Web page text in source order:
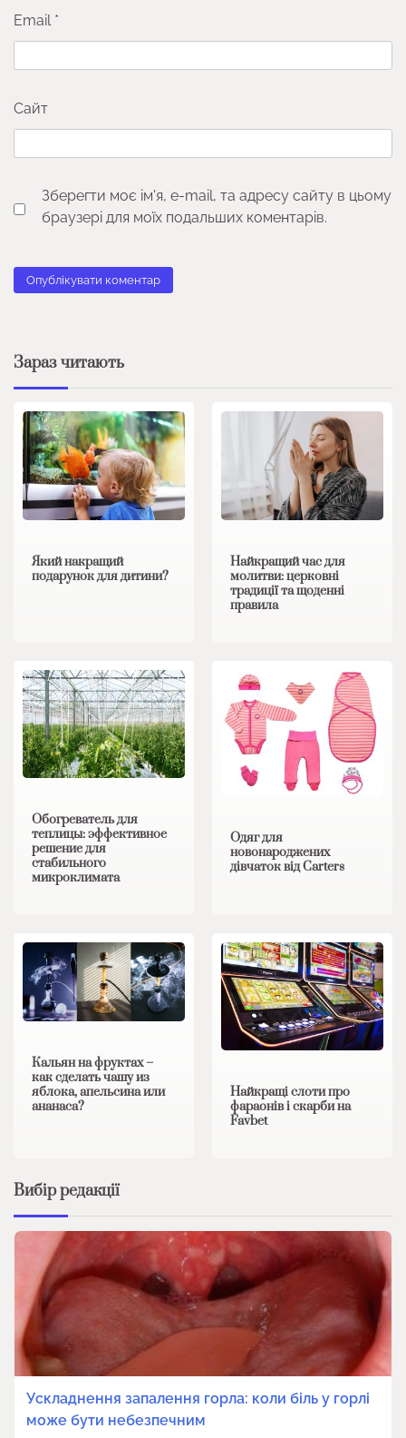
Email *
Сайт
Зберегти моє ім'я, e-mail, та адресу сайту в цьому
браузері для моїх подальших коментарів.
Зараз читають
Який накращий
подарунок для дитини?
Найкращий час для
молитви: церковні
традиції та щоденні
правила
Обогреватель для
теплицы: эффективное
решение для
стабильного
микроклимата
Одяг для
новонароджених
дівчаток від Carters
Кальян на фруктах –
как сделать чашу из
яблока, апельсина или
ананаса?
Найкращі слоти про
фараонів і скарби на
Favbet
Вибір редакції
Ускладнення запалення горла: коли біль у горлі
може бути небезпечним